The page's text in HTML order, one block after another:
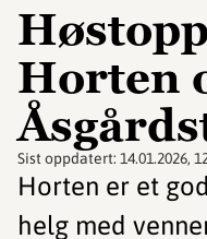
Horten
Sist oppdatert: 14.01.2026,
Horten er et
helg med